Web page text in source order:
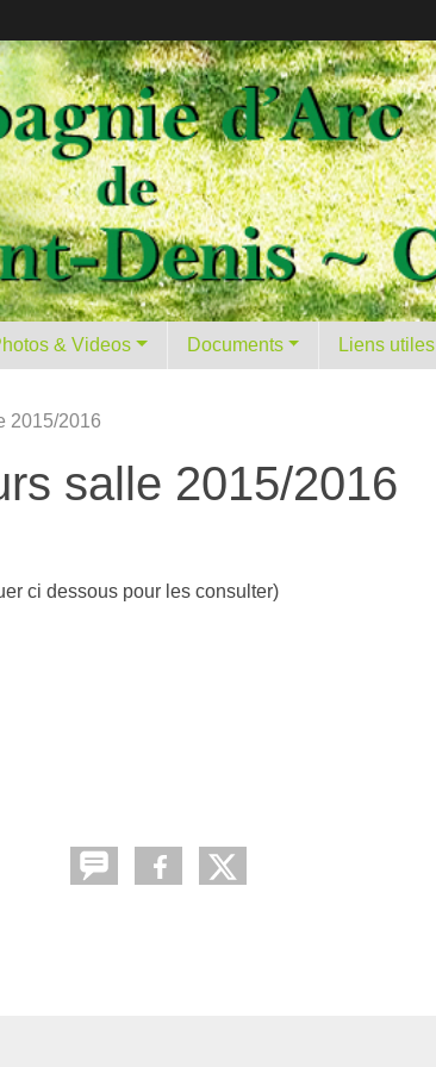
& Videos Documents Liens utiles
2015/2016
salle 2015/2016
ci dessous pour les consulter)